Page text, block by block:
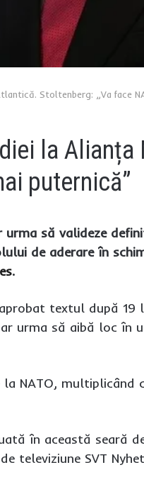
Stoltenberg: „Va face
la
puternică”
urma să valideze
de aderare în
.
textul după
urma să aibă loc în
NATO,
în această seară
televiziune SVT